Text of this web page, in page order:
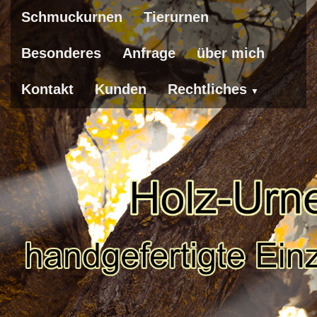
Schmuckurnen Tierurnen
Besonderes Anfrage über mich
Kontakt Kunden Rechtliches